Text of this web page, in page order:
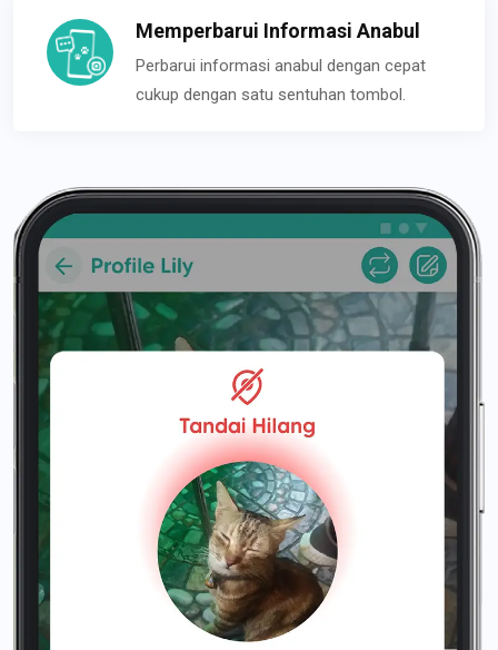
Memperbarui Informasi Anabul
Perbarui informasi anabul dengan cepat
cukup dengan satu sentuhan tombol.